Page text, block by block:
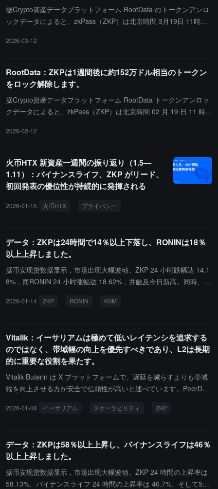
据Crypto資産データプラットフォーム RootData のトークンアンロ
ックデータによると、zkPass（ZKP）は北京時間 3月19日 11時に
2026-03-12
RootData：ZKPは1週間後に約152万ドル相当のトークン
をロック解除します。
据Crypto資産データプラットフォーム RootData トークンアンロッ
クデータによると、zkPass（ZKP）は北京時間 02 月 19 日 11 時に
す。
2026-02-12
火币HTX 新資産一週間の振り返り（1.5—
1.11）：バイナンスライフ、ZKP がリード、
初回発表の優位性が持続的に発揮される
2026-01-15 火币HTX プライバシー
データ：ZKPは24時間で14％以上下落し、RONINは18％
以上上昇しました。
据币安现货数据显示，市场出现大幅波动。ZKP 24 小时跌幅达 14.1
8%，而RONIN 24 小时涨幅达 18.62%，并触及今日新高。同時、KS
です。他のトークン、例えば ASTER、AXS、IMX もそれぞれ今日
2026-01-14 ZKP RONIN KSM
Vitalik：イーサリアムは極めて低いレイテンシを追求する
のではなく、帯域幅の向上を優先すべきであり、L2は長期
的に重要な役割を果たす。
Vitalik Buterin は X プラットフォームで、遅延を減らすよりも帯域
幅を向上させる方が安全で信頼性が高いと述べています。PeerDAS
千倍向上し、分散化とも矛盾しません。一方、遅延は物理法則や現
の範囲に抑えることが合理的な目標であり、より高いリアルタイム
性を求めるアプリケーション（AI駆動など）は L2 や「都市チェー
ン」といったローカライズされた拡張に依存することになると指摘
しています。
2026-01-08 イーサリアム スケーラビリティ ZKP
データ：ZKPは58％以上上昇し、バイナンスライフは46％
以上上昇しました。
据币安现货数据显示，市场出现大幅波动。ZKP 24 時間の上昇率は
58.13%、バイナンスライフ 24 時間の上昇率は 46.7%、そして5分